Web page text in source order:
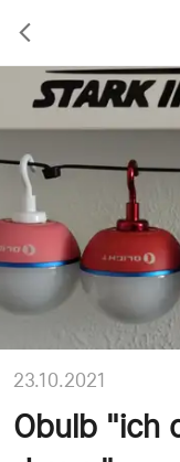
23.10.2021
Obulb "ich